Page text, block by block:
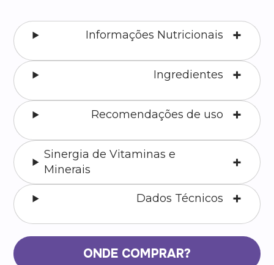
Informações Nutricionais
Ingredientes
Recomendações de uso
Sinergia de Vitaminas e
Minerais
Dados Técnicos
ONDE COMPRAR?